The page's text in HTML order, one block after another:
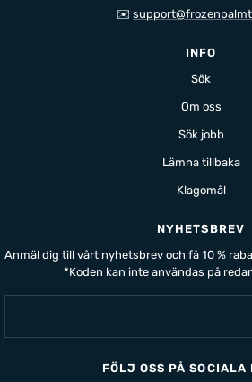
✉️
INFO
Sök
Om oss
Sök jobb
Lämna tillbaka
Klagomål
NYHETSBREV
Anmäl dig till vårt nyhetsbrev och få 10 %
*Koden kan inte användas på
FÖLJ OSS PÅ SOCIALA